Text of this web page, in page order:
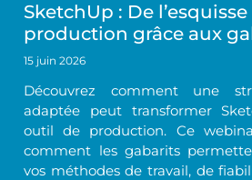
SketchUp : De l’esquisse
production grâce aux
15 juin 2026
Découvrez comment une
adaptée peut transformer
outil de production. Ce
comment les gabarits
vos méthodes de travail, de